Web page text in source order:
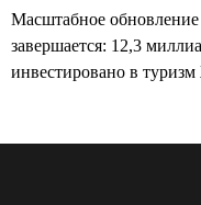
Масштабное
завершается: 12,3
инвестировано в туризм